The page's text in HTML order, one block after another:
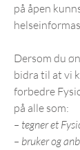
på åpen
Dersom du
bidra til at vi
forbedre
på alle som:
– tegner et
– bruker og